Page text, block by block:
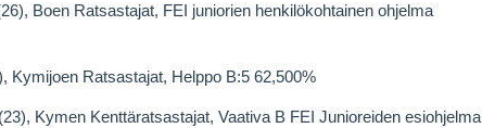
Boen Ratsastajat, FEI juniorien henkilökohtainen ohjelma
Kymijoen Ratsastajat, Helppo B:5 62,500%
Kymen Kenttäratsastajat, Vaativa B FEI Junioreiden esiohjelma